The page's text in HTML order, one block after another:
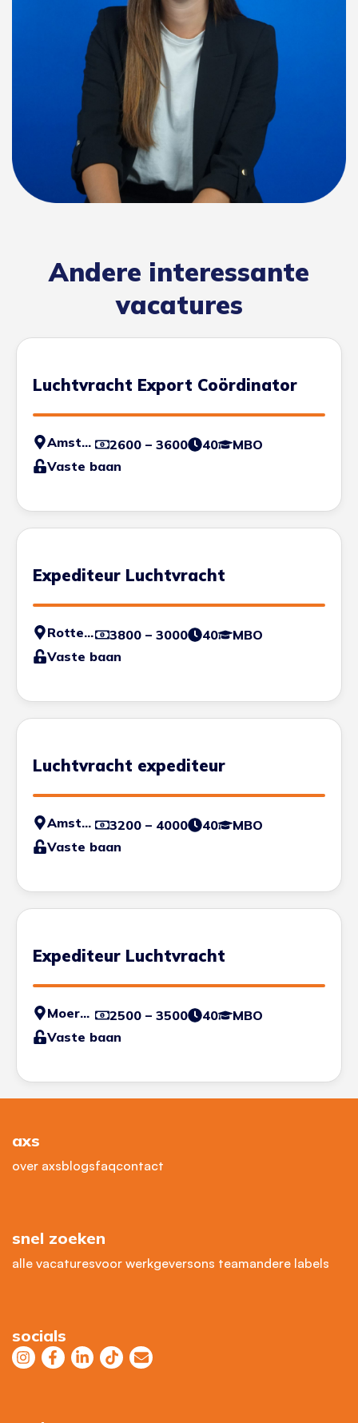
Andere interessante
vacatures
Luchtvracht Export Coördinator
Amsterdam 2600 – 3600 40
MBO
Vaste baan
Expediteur Luchtvracht
Rotterdam 3800 – 3000 40
MBO
Vaste baan
Luchtvracht expediteur
Amsterdam 3200 – 4000 40
MBO
Vaste baan
Expediteur Luchtvracht
Moerdijk 2500 – 3500 40
MBO
Vaste baan
axs
over axsblogsfaqcontact
snel zoeken
alle vacaturesvoor werkgeversons teamandere labels
socials